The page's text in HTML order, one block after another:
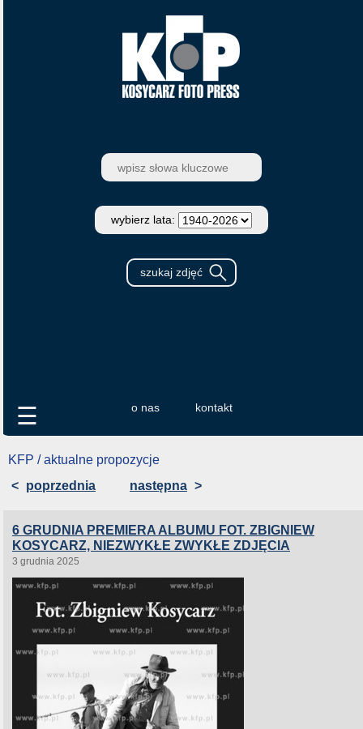
wybierz lata:
o nas kontakt
☰
KFP / aktualne propozycje
< poprzednia następna >
6 GRUDNIA PREMIERA ALBUMU FOT. ZBIGNIEW
KOSYCARZ, NIEZWYKŁE ZWYKŁE ZDJĘCIA
3 grudnia 2025